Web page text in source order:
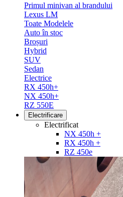
Primul minivan al brandului
Lexus LM
Toate Modelele
Auto în stoc
Broșuri
Hybrid
SUV
Sedan
Electrice
RX 450h+
NX 450h+
RZ 550E
Electrificare
Electrificat
NX 450h +
RX 450h +
RZ 450e